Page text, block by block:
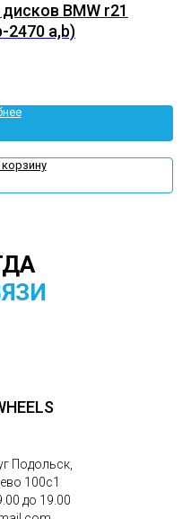
BMW r21
2470 a,b)
Подольск,
100с1
до 19.00